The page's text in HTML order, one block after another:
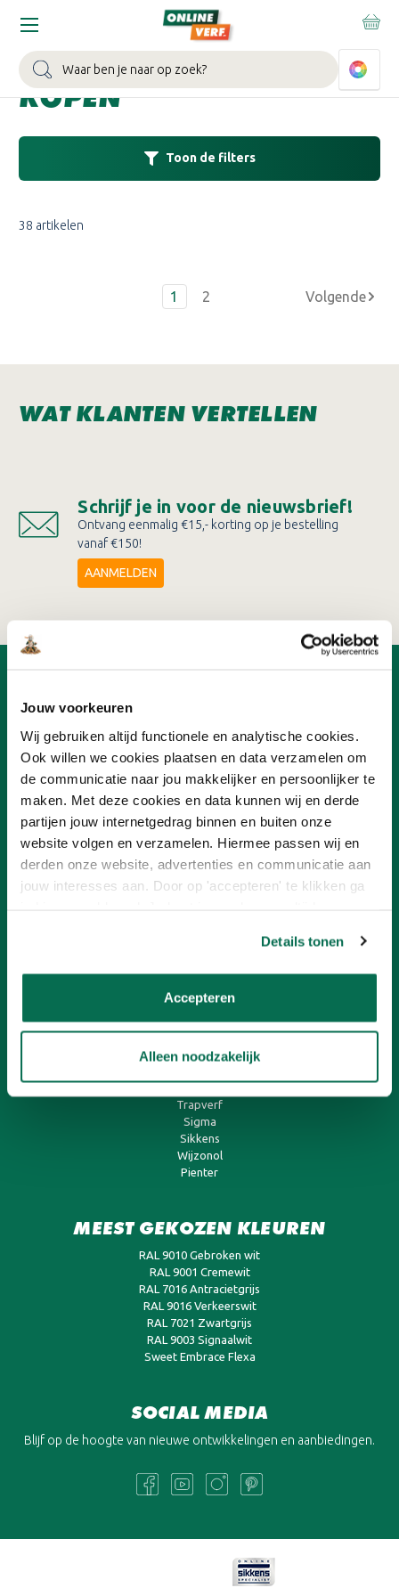
Jouw voorkeuren
Wij gebruiken altijd functionele en analytische cookies.
Ook willen we cookies plaatsen en data verzamelen om
de communicatie naar jou makkelijker en persoonlijker te
maken. Met deze cookies en data kunnen wij en derde
partijen jouw internetgedrag binnen en buiten onze
website volgen en verzamelen. Hiermee passen wij en
derden onze website, advertenties en communicatie aan
jouw interesses aan. Door op 'accepteren' te klikken ga
Details tonen
Accepteren
Alleen noodzakelijk
Zoeken
Home Muurverf Muurverf op kleur Witte
WITTE MUURVERF
KOPEN
38 artikelen
1 2
Toon de filters
WAT KLANTEN VERTELLEN
Schrijf je in voor de nieuwsbrief!
Ontvang eenmalig €15,- korting op je bestelling
vanaf €150!
AANMELDEN
Advies
Nieuwsbrief
Verf aanbiedingen
Franchisenemer worden
KLANTENSERVICE
Betalen
Verzending en bezorging
SNEL AAN DE SLAG
Muurverf
Trapverf
Sigma
Sikkens
Wijzonol
Pienter
MEEST GEKOZEN KLEUREN
RAL 9010 Gebroken wit
RAL 9001 Cremewit
RAL 7016 Antracietgrijs
RAL 9016 Verkeerswit
RAL 7021 Zwartgrijs
RAL 9003 Signaalwit
Sweet Embrace Flexa
SOCIAL MEDIA
Blijf op de hoogte van nieuwe ontwikkelingen en aanbiedingen.